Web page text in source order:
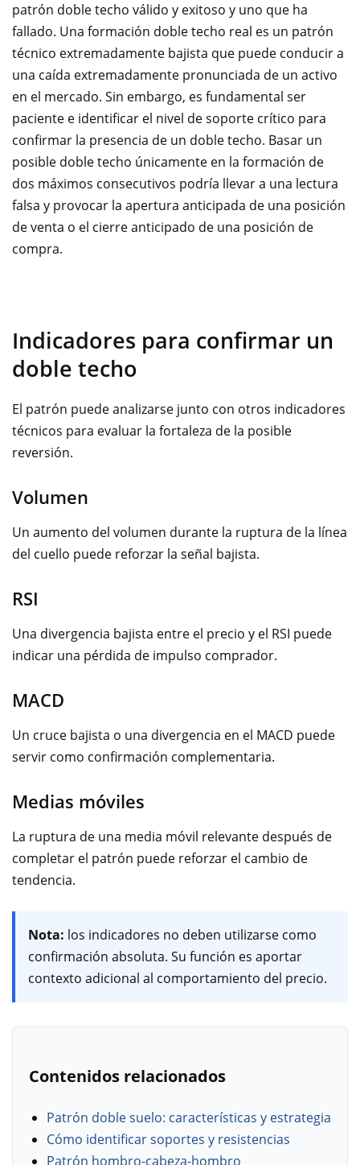
patrón doble techo válido y exitoso y uno que ha
fallado. Una formación doble techo real es un patrón
técnico extremadamente bajista que puede conducir a
una caída extremadamente pronunciada de un activo
en el mercado. Sin embargo, es fundamental ser
paciente e identificar el nivel de soporte crítico para
confirmar la presencia de un doble techo. Basar un
posible doble techo únicamente en la formación de
dos máximos consecutivos podría llevar a una lectura
falsa y provocar la apertura anticipada de una posición
de venta o el cierre anticipado de una posición de
compra.
Indicadores para confirmar un
doble techo
El patrón puede analizarse junto con otros indicadores
técnicos para evaluar la fortaleza de la posible
reversión.
Volumen
Un aumento del volumen durante la ruptura de la línea
del cuello puede reforzar la señal bajista.
RSI
Una divergencia bajista entre el precio y el RSI puede
indicar una pérdida de impulso comprador.
MACD
Un cruce bajista o una divergencia en el MACD puede
servir como confirmación complementaria.
Medias móviles
La ruptura de una media móvil relevante después de
completar el patrón puede reforzar el cambio de
tendencia.
Nota: los indicadores no deben utilizarse como
confirmación absoluta. Su función es aportar
contexto adicional al comportamiento del precio.
Contenidos relacionados
Patrón doble suelo: características y estrategia
Cómo identificar soportes y resistencias
Patrón hombro-cabeza-hombro